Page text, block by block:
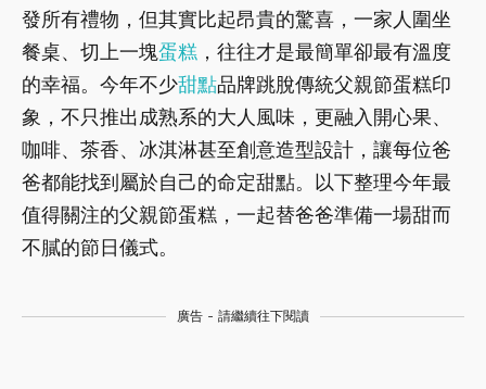
發所有禮物，但其實比起昂貴的驚喜，一家人圍坐
餐桌、切上一塊蛋糕 ，往往才是最簡單卻最有溫度
的幸福。今年不少甜點品牌跳脫傳統父親節蛋糕印
象，不只推出成熟系的大人風味，更融入開心果、
咖啡、茶香、冰淇淋甚至創意造型設計，讓每位爸
爸都能找到屬於自己的命定甜點。以下整理今年最
值得關注的父親節蛋糕，一起替爸爸準備一場甜而
不膩的節日儀式。
廣告 - 請繼續往下閱讀